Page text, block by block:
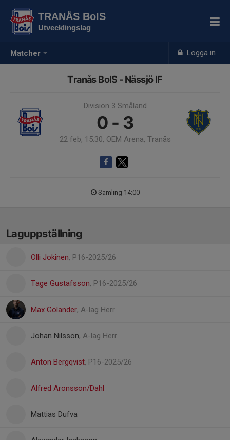
Matcher Logga in
TRANÅS BoIS
Utvecklingslag
Tranås BoIS - Nässjö IF
Division 3 Småland
0 - 3
22 feb, 15:30, OEM Arena, Tranås
Samling 14:00
Laguppställning
Olli Jokinen, P16-2025/26
Tage Gustafsson, P16-2025/26
Max Golander, A-lag Herr
Johan Nilsson, A-lag Herr
Anton Bergqvist, P16-2025/26
Alfred Aronsson/Dahl
Mattias Dufva